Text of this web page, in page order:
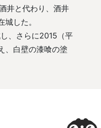
井と代わり、酒井
した。
、さらに2015（平
、白壁の漆喰の塗